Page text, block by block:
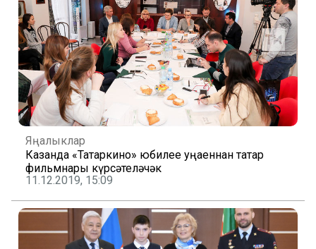
Яңалыклар
Казанда «Татаркино» юбилее уңаеннан татар
фильмнары күрсәтеләчәк
11.12.2019, 15:09